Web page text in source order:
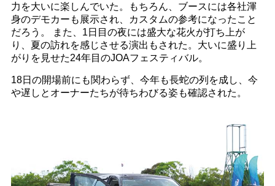
力を大いに楽しんでいた。もちろん、ブースには各社渾
身のデモカーも展示され、カスタムの参考になったこと
だろう。 また、1日目の夜には盛大な花火が打ち上が
り、夏の訪れを感じさせる演出もされた。大いに盛り上
がりを見せた24年目のJOAフェスティバル。
18日の開場前にも関わらず、今年も長蛇の列を成し、今
や遅しとオーナーたちが待ちわびる姿も確認された。